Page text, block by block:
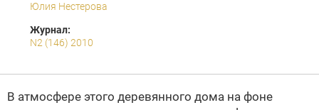
Юлия Нестерова
Журнал:
N2 (146) 2010
В атмосфере этого деревянного дома на фоне